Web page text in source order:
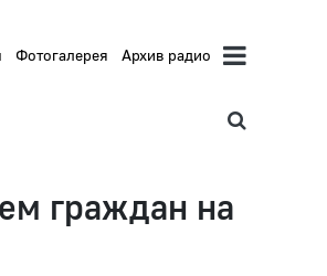
Фотогалерея Архив радио
граждан на